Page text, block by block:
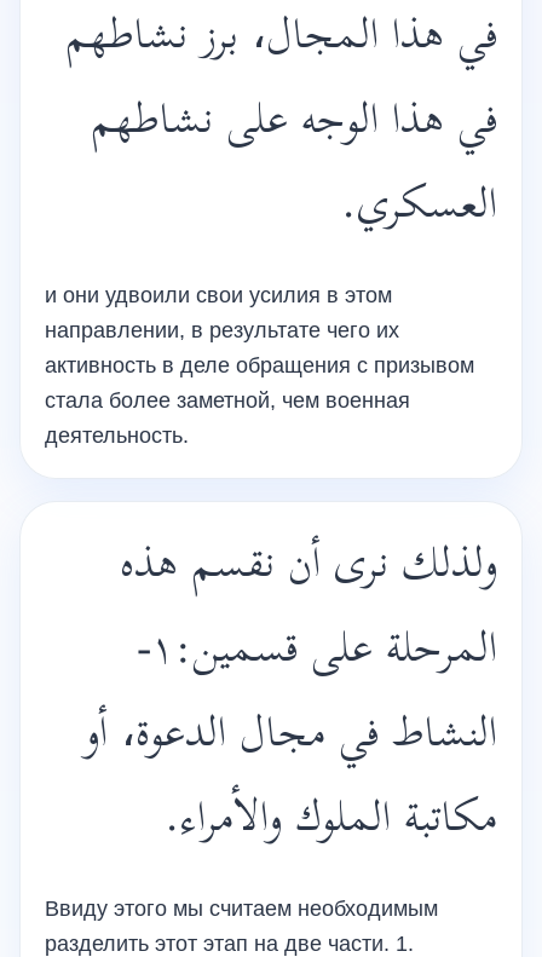
في هذا المجال، برز نشاطهم
في هذا الوجه على نشاطهم
العسكري.
и они удвоили свои усилия в этом
направлении, в результате чего их
активность в деле обращения с призывом
стала более заметной, чем военная
деятельность.
ولذلك نرى أن نقسم هذه
المرحلة على قسمين:١-
النشاط في مجال الدعوة، أو
مكاتبة الملوك والأمراء.
Ввиду этого мы считаем необходимым
разделить этот этап на две части. 1.